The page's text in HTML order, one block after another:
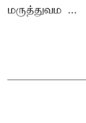
மருத்துவம ...